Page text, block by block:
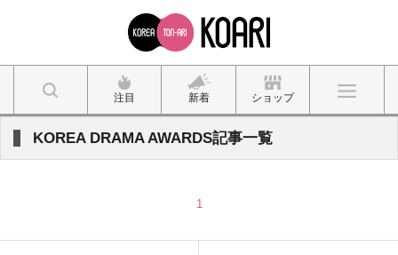
注目 新着 ショップ
KOREA DRAMA AWARDS記事一覧
1